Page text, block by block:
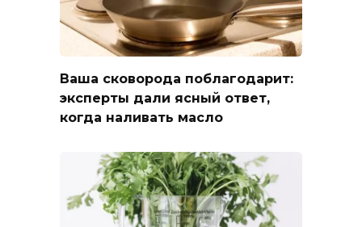
Ваша сковорода поблагодарит:
эксперты дали ясный ответ,
когда наливать масло